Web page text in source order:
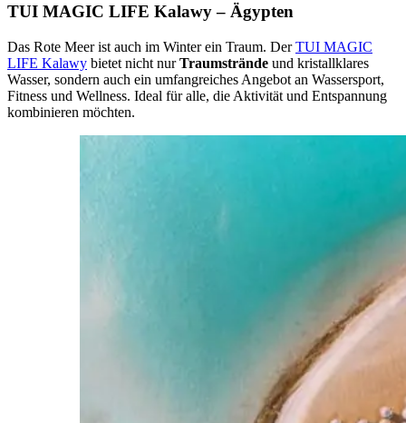
TUI MAGIC LIFE Kalawy – Ägypten
Das Rote Meer ist auch im Winter ein Traum. DerTUI MAGIC
LIFE Kalawy bietet nicht nurTraumstrände und kristallklares
Wasser, sondern auch ein umfangreiches Angebot an Wassersport,
Fitness und Wellness. Ideal für alle, die Aktivität und Entspannung
kombinieren möchten.